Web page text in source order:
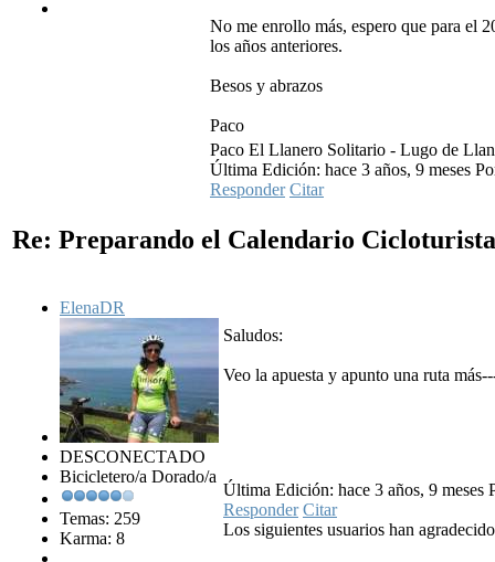
No me enrollo más, espero que para el
los años anteriores.
Besos y abrazos
Paco
Paco El Llanero Solitario - Lugo de
Última Edición: hace 3 años, 9 meses
Responder Citar
Re: Preparando el Calendario
ElenaDR
DESCONECTADO
Bicicletero/a Dorado/a
Temas: 259
Karma: 8
Saludos:
Veo la apuesta y apunto una ruta
Última Edición: hace 3 años, 9 meses
Responder Citar
Los siguientes usuarios han